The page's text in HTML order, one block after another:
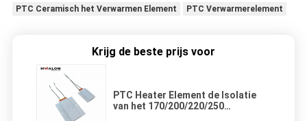
PTC Ceramisch het Verwarmen Element
PTC Verwarmerelement
Krijg de beste prijs voor
PTC Heater Element de Isolatie
van het 170/200/220/250